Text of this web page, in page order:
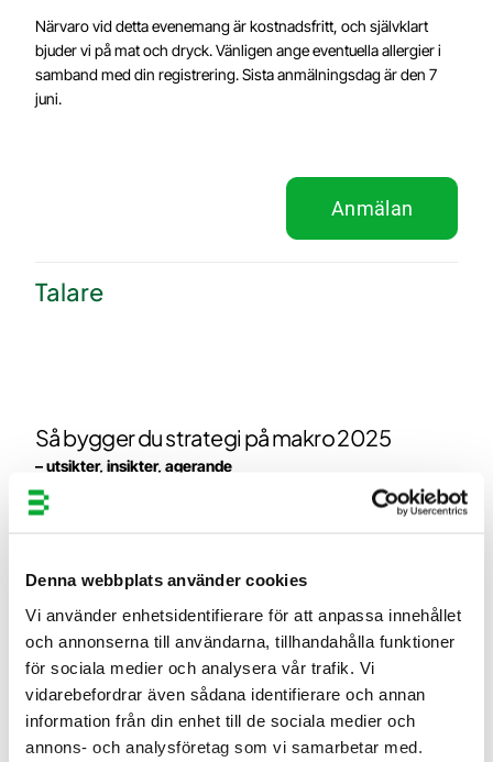
Denna webbplats använder cookies
Vi använder enhetsidentifierare för att anpassa innehållet
och annonserna till användarna, tillhandahålla funktioner
för sociala medier och analysera vår trafik. Vi
vidarebefordrar även sådana identifierare och annan
information från din enhet till de sociala medier och
annons- och analysföretag som vi samarbetar med.
Närvaro vid detta evenemang är kostnadsfritt, och självklart
bjuder vi på mat och dryck. Vänligen ange eventuella allergier i
samband med din registrering. Sista anmälningsdag är den 7
juni.
Anmälan
Talare
Så bygger du strategi på makro 2025
– utsikter, insikter, agerande
Vad händer i världen? Vilken framtid kan vi tro på? Och vad ska
att agera på, samt frågor att kickstarta nästa styrelse-och
ledningsgruppsmöte med.
är Carnegies omvärldsstrateg och
huvudsaklig rådgivare till deras kunder i frågor som berör
geopolitik och världsekonomi.